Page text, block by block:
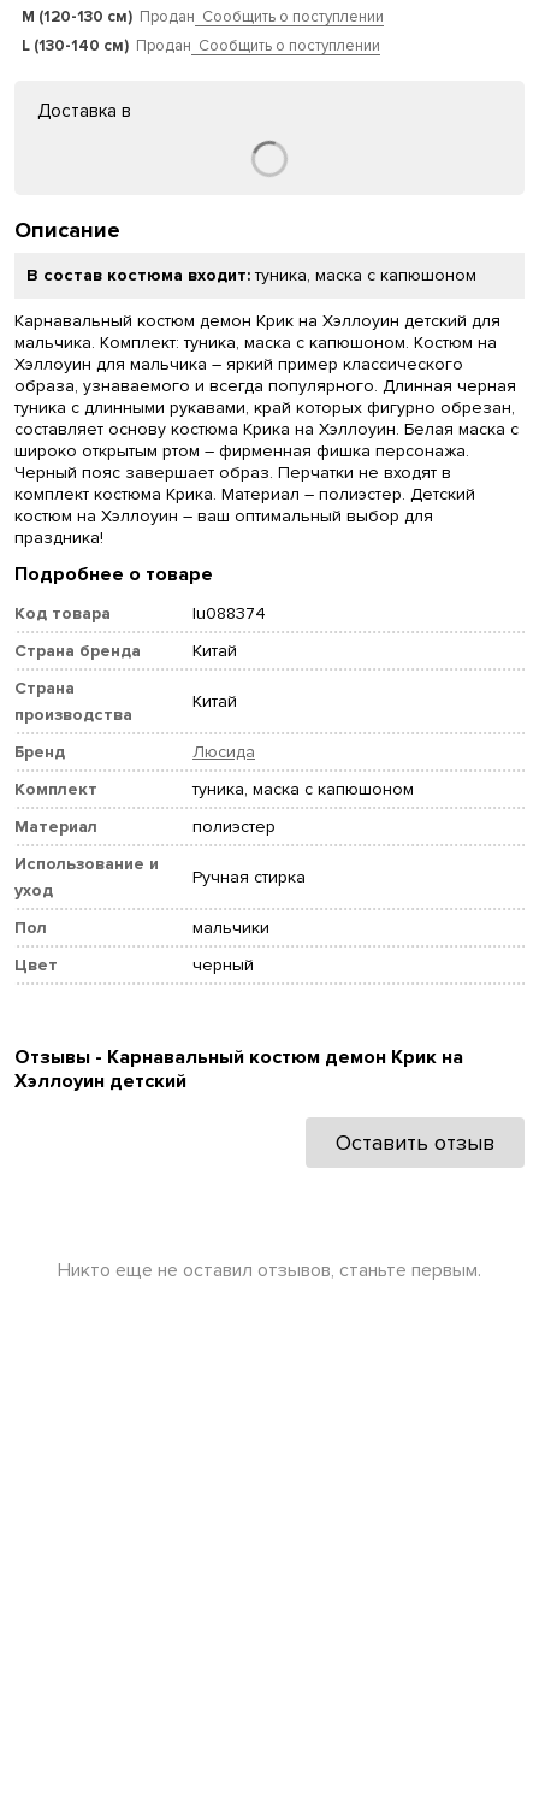
M (120-130 см) Продан Сообщить о поступлении
L (130-140 см) Продан Сообщить о поступлении
Доставка в
Описание
В состав костюма входит: туника, маска с капюшоном
Карнавальный костюм демон Крик на Хэллоуин детский для
мальчика. Комплект: туника, маска с капюшоном. Костюм на
Хэллоуин для мальчика – яркий пример классического
образа, узнаваемого и всегда популярного. Длинная черная
туника с длинными рукавами, край которых фигурно обрезан,
составляет основу костюма Крика на Хэллоуин. Белая маска с
широко открытым ртом – фирменная фишка персонажа.
Черный пояс завершает образ. Перчатки не входят в
комплект костюма Крика. Материал – полиэстер. Детский
костюм на Хэллоуин – ваш оптимальный выбор для
праздника!
Подробнее о товаре
Код товара
lu088374
Страна бренда
Китай
Страна
производства
Китай
Бренд
Люсида
Комплект
туника, маска с капюшоном
Материал
полиэстер
Использование и
уход
Ручная стирка
Пол
мальчики
Цвет
черный
Отзывы - Карнавальный костюм демон Крик на
Хэллоуин детский
Оставить отзыв
Никто еще не оставил отзывов, станьте первым.